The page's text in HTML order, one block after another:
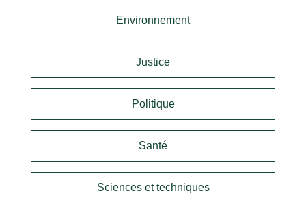
Environnement
Justice
Politique
Santé
Sciences et techniques